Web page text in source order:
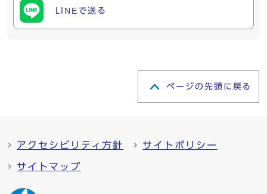
LINEで送る
ページの先頭に戻る
アクセシビリティ方針 サイトポリシー
サイトマップ